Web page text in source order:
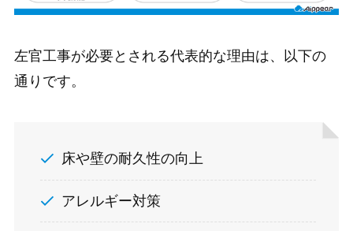
左官工事が必要とされる代表的な理由は、以下の
通りです。
床や壁の耐久性の向上
アレルギー対策